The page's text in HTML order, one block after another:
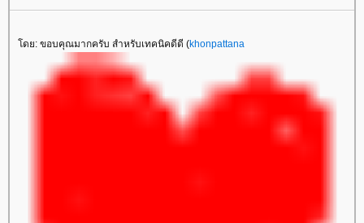
ดย: ขอบคุณมากครับ สำหรับเทคนิคดีดี (khonpattana